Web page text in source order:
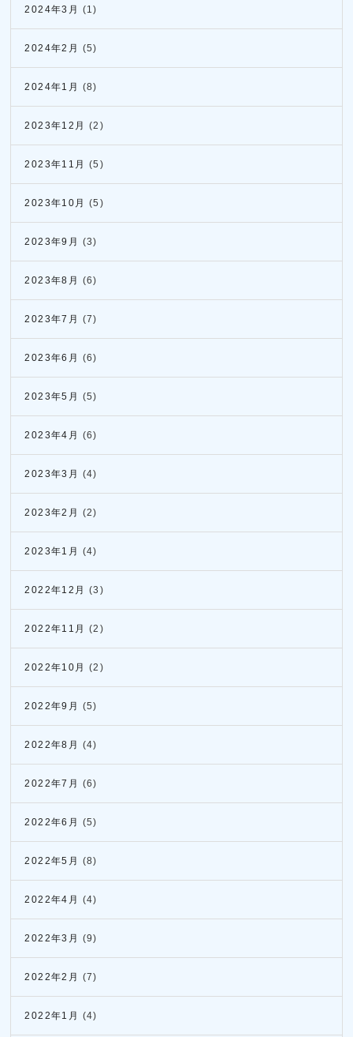
2024年3月 (1)
2024年2月 (5)
2024年1月 (8)
2023年12月 (2)
2023年11月 (5)
2023年10月 (5)
2023年9月 (3)
2023年8月 (6)
2023年7月 (7)
2023年6月 (6)
2023年5月 (5)
2023年4月 (6)
2023年3月 (4)
2023年2月 (2)
2023年1月 (4)
2022年12月 (3)
2022年11月 (2)
2022年10月 (2)
2022年9月 (5)
2022年8月 (4)
2022年7月 (6)
2022年6月 (5)
2022年5月 (8)
2022年4月 (4)
2022年3月 (9)
2022年2月 (7)
2022年1月 (4)